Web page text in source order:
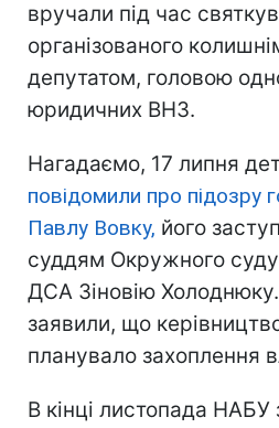
вручали під час
організованого
депутатом, головою
юридичних ВНЗ.
Нагадаємо, 17 липня
повідомили про підозру
Павлу Вовку, його
суддям Окружного суду
ДСА Зіновію
заявили, що
планувало захоплення
В кінці листопада